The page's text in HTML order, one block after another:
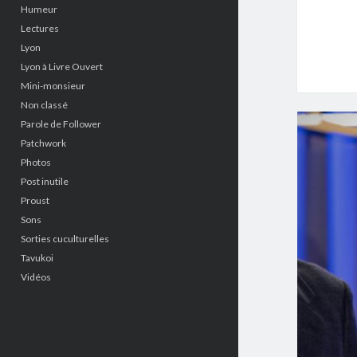
Humeur
Lectures
Lyon
Lyon à Livre Ouvert
Mini-monsieur
Non classé
Parole de Follower
Patchwork
Photos
Post inutile
Proust
Sons
Sorties cuculturelles
Tavukoi
Vidéos